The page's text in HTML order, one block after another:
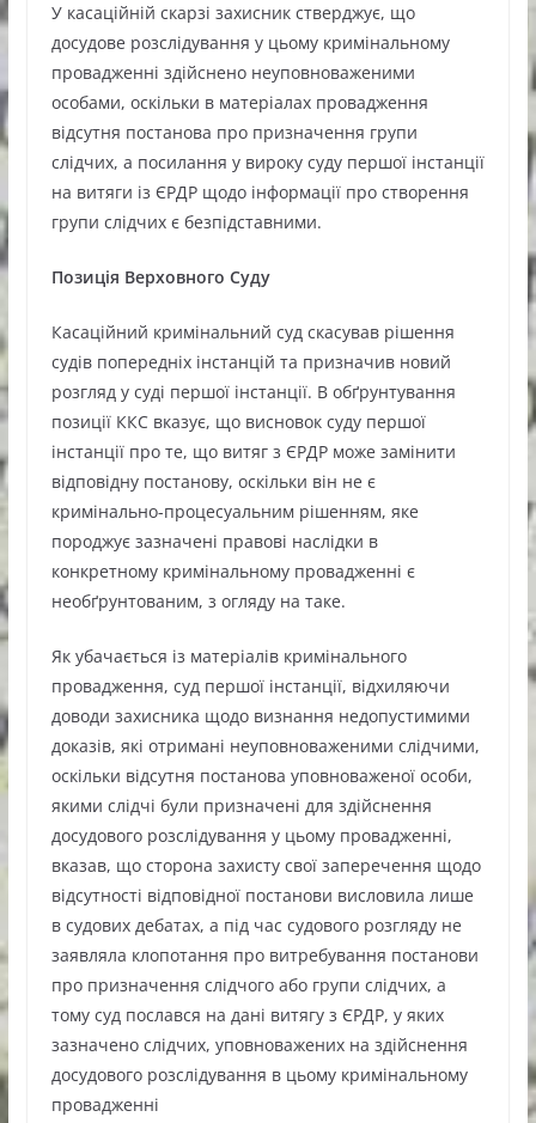
У касаційній скарзі захисник стверджує, що
досудове розслідування у цьому кримінальному
провадженні здійснено неуповноваженими
особами, оскільки в матеріалах провадження
відсутня постанова про призначення групи
слідчих, а посилання у вироку суду першої інстанції
на витяги із ЄРДР щодо інформації про створення
групи слідчих є безпідставними.
Позиція Верховного Суду
Касаційний кримінальний суд скасував рішення
судів попередніх інстанцій та призначив новий
розгляд у суді першої інстанції. В обґрунтування
позиції ККС вказує, що висновок суду першої
інстанції про те, що витяг з ЄРДР може замінити
відповідну постанову, оскільки він не є
кримінально-процесуальним рішенням, яке
породжує зазначені правові наслідки в
конкретному кримінальному провадженні є
необґрунтованим, з огляду на таке.
Як убачається із матеріалів кримінального
провадження, суд першої інстанції, відхиляючи
доводи захисника щодо визнання недопустимими
доказів, які отримані неуповноваженими слідчими,
оскільки відсутня постанова уповноваженої особи,
якими слідчі були призначені для здійснення
досудового розслідування у цьому провадженні,
вказав, що сторона захисту свої заперечення щодо
відсутності відповідної постанови висловила лише
в судових дебатах, а під час судового розгляду не
заявляла клопотання про витребування постанови
про призначення слідчого або групи слідчих, а
тому суд послався на дані витягу з ЄРДР, у яких
зазначено слідчих, уповноважених на здійснення
досудового розслідування в цьому кримінальному
провадженні